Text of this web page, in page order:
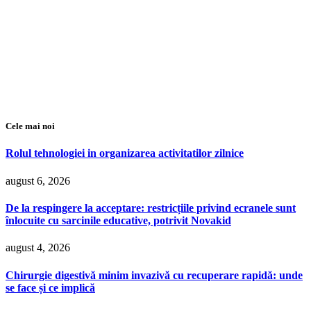
Cele mai noi
Rolul tehnologiei in organizarea activitatilor zilnice
august 6, 2026
De la respingere la acceptare: restricțiile privind ecranele sunt
înlocuite cu sarcinile educative, potrivit Novakid
august 4, 2026
Chirurgie digestivă minim invazivă cu recuperare rapidă: unde
se face și ce implică